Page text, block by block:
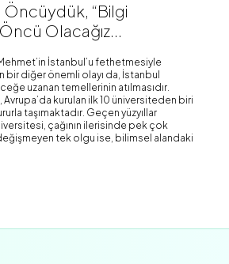
Öncüydük, “Bilgi
Olacağız...
İstanbul’u fethetmesiyle
bir diğer önemli olayı da, İstanbul
uzanan temellerinin atılmasıdır.
kurulan ilk 10 üniversiteden biri
taşımaktadır. Geçen yüzyıllar
çağının ilerisinde pek çok
tek olgu ise, bilimsel alandaki